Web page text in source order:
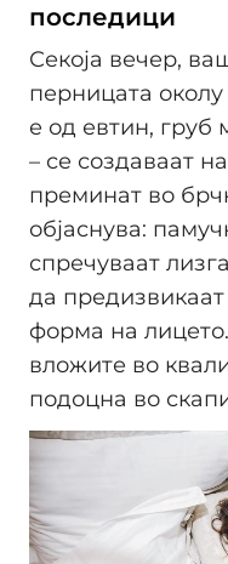
последици
Секоја вечер,
перницата околу
е од евтин, груб
– се создаваат
преминат во
објаснува:
спречуваат
да
форма на
вложите во
подоцна во